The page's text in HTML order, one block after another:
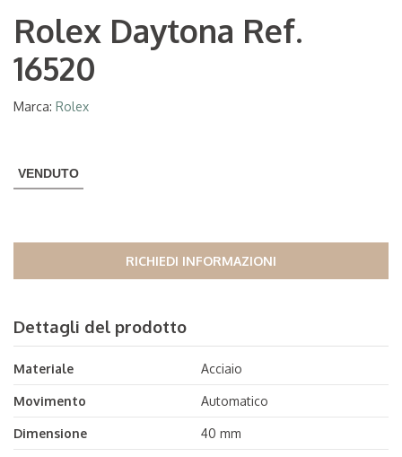
Rolex Daytona Ref.
16520
Marca: Rolex
VENDUTO
RICHIEDI INFORMAZIONI
Dettagli del prodotto
Materiale Acciaio
Movimento Automatico
Dimensione 40 mm